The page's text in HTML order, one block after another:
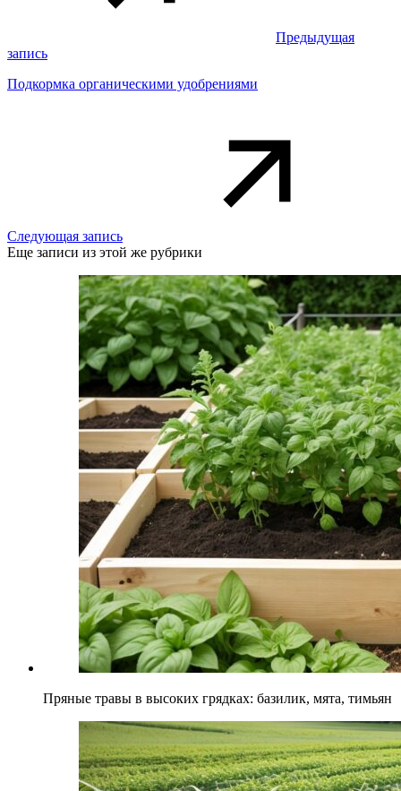
Предыдущая
запись
Подкормка органическими удобрениями
Следующая запись
Еще записи из этой же рубрики
Пряные травы в высоких грядках: базилик, мята, тимьян